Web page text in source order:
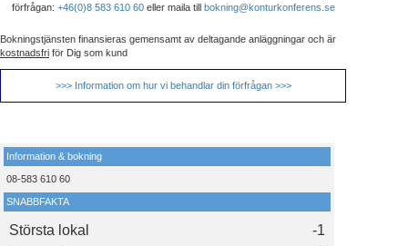
förfrågan: +46(0)8 583 610 60eller maila till bokning@konturkonferens.se
Bokningstjänsten finansieras gemensamt av deltagande anläggningar och är
kostnadsfri för Dig som kund
>>> Information om hur vi behandlar din förfrågan >>>
Information & bokning
08-583 610 60
SNABBFAKTA
Största lokal
-1